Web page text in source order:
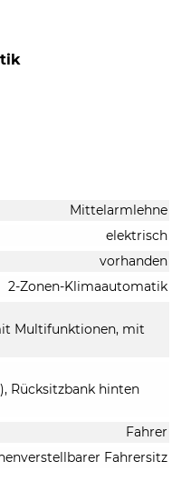
Mittelarmlehne
elektrisch
vorhanden
2-Zonen-Klimaautomatik
Multifunktionen, mit
Rücksitzbank hinten
Fahrer
Fahrersitz